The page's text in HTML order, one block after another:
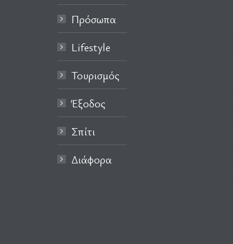
Πρόσωπα
Lifestyle
Τουρισμός
Έξοδος
Σπίτι
Διάφορα